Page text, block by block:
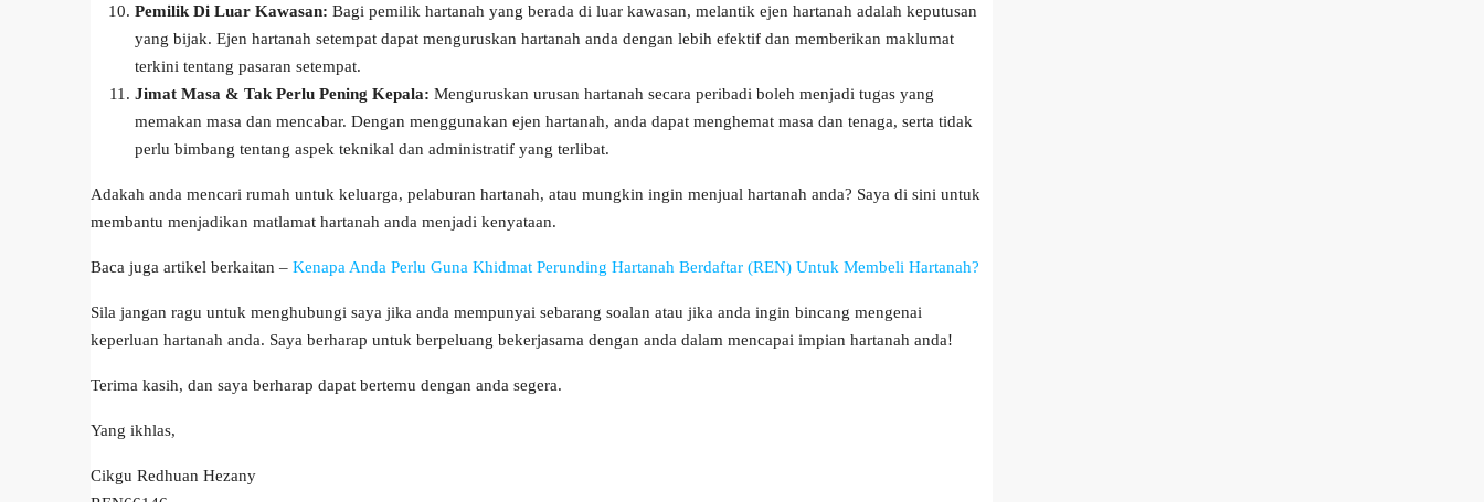
Pemilik Di Luar Kawasan: Bagi pemilik hartanah yang berada di luar kawasan, melantik ejen hartanah adalah keputusan
yang bijak. Ejen hartanah setempat dapat menguruskan hartanah anda dengan lebih efektif dan memberikan maklumat
terkini tentang pasaran setempat.
Jimat Masa & Tak Perlu Pening Kepala: Menguruskan urusan hartanah secara peribadi boleh menjadi tugas yang
memakan masa dan mencabar. Dengan menggunakan ejen hartanah, anda dapat menghemat masa dan tenaga, serta tidak
perlu bimbang tentang aspek teknikal dan administratif yang terlibat.
Adakah anda mencari rumah untuk keluarga, pelaburan hartanah, atau mungkin ingin menjual hartanah anda? Saya di sini untuk
membantu menjadikan matlamat hartanah anda menjadi kenyataan.
Baca juga artikel berkaitan – Kenapa Anda Perlu Guna Khidmat Perunding Hartanah Berdaftar (REN) Untuk Membeli Hartanah?
Sila jangan ragu untuk menghubungi saya jika anda mempunyai sebarang soalan atau jika anda ingin bincang mengenai
keperluan hartanah anda. Saya berharap untuk berpeluang bekerjasama dengan anda dalam mencapai impian hartanah anda!
Terima kasih, dan saya berharap dapat bertemu dengan anda segera.
Yang ikhlas,
Cikgu Redhuan Hezany